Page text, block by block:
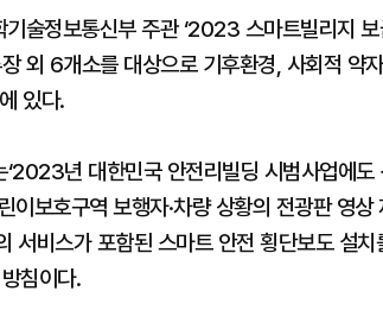
술정보통신부 주관 ‘2023 스마트빌리지
외 6개소를 대상으로 기후환경, 사회적 약
있다.
년 대한민국 안전리빌딩 시범사업에
이보호구역 보행자·차량 상황의 전광판 영상
서비스가 포함된 스마트 안전 횡단보도 설
침이다.